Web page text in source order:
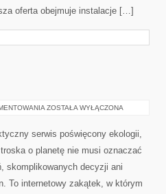
oferta obejmuje instalacje […]
CZYTELNICZY
ZOSTAŁA WYŁĄCZONA
serwis poświęcony ekologii,
o planetę nie musi oznaczać
skomplikowanych decyzji ani
To internetowy zakątek, w którym